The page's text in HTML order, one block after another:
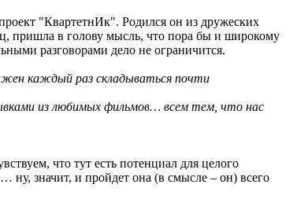
"КвартетнИк". Родился он из дружеских
пришла в голову мысль, что пора бы и широкому
разговорами дело не ограничится.
каждый раз складываться почти
из любимых фильмов… всем тем, что нас
что тут есть потенциал для целого
ну, значит, и пройдет она (в смысле – он) всего